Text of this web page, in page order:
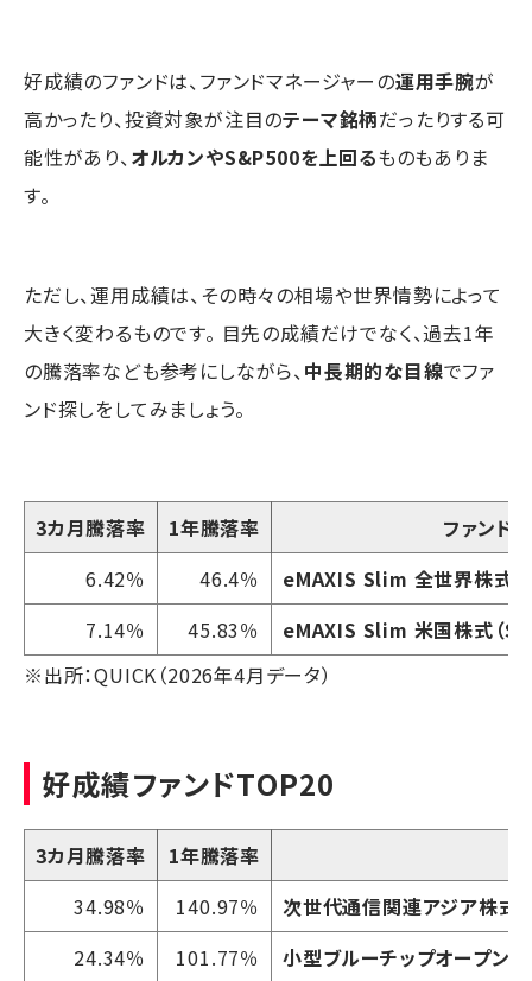
好成績のファンドは、ファンドマネージャーの運用手腕が
高かったり、投資対象が注目のテーマ銘柄だったりする可
能性があり、オルカンやS&P500を上回るものもありま
す。
ただし、運用成績は、その時々の相場や世界情勢によって
大きく変わるものです。 目先の成績だけでなく、過去1年
の騰落率なども参考にしながら、中長期的な目線でファ
ンド探しをしてみましょう。
3カ月騰落率 1年騰落率
ファンド名
6.42％
46.4％
eMAXIS Slim 全世界株式（
7.14％
45.83％
eMAXIS Slim 米国株式（
※出所：QUICK（2026年4月データ）
好成績ファンドTOP20
3カ月騰落率
1年騰落率
34.98％
140.97％
次世代通信関連アジア株式
24.34％
101.77％
小型ブルーチップオープン